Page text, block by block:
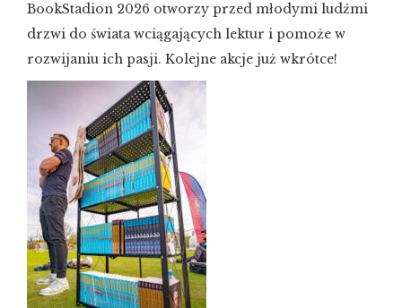
BookStadion 2026 otworzy przed młodymi ludźmi
drzwi do świata wciągających lektur i pomoże w
rozwijaniu ich pasji. Kolejne akcje już wkrótce!